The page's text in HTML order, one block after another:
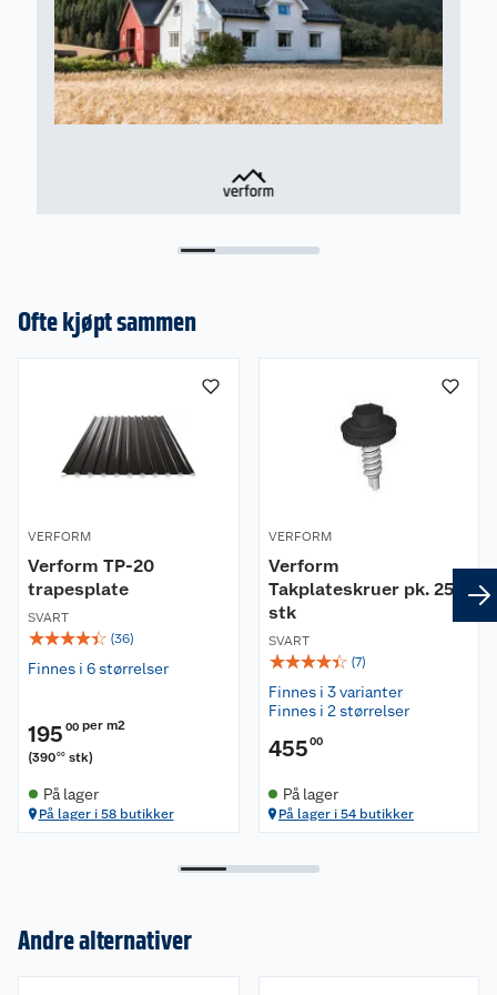
Ofte kjøpt sammen
VERFORM
Verform TP-20
trapesplate
SVART
☆☆☆☆☆ (36)
Finnes i 6 størrelser
195 00 per m2
(39000 stk)
På lager
På lager i 58 butikker
VERFORM
Verform
Takplateskruer pk. 250
stk
SVART
☆☆☆☆☆ (7)
Finnes i 3 varianter
Finnes i 2 størrelser
455 00
På lager
På lager i 54 butikker
Andre alternativer
Om oss